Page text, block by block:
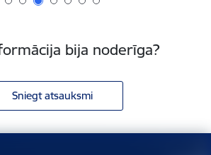
bija noderīga?
Sniegt atsauksmi